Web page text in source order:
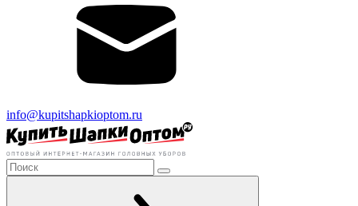
info@kupitshapkioptom.ru